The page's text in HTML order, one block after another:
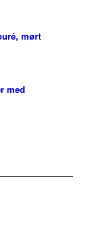
mørt
med